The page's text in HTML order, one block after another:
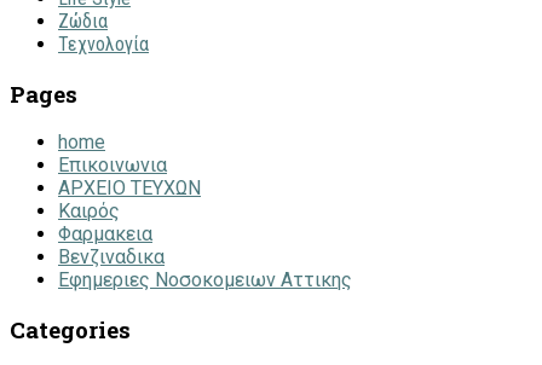
Ζώδια
Τεχνολογία
Pages
home
Επικοινωνια
ΑΡΧΕΙΟ ΤΕΥΧΩΝ
Καιρός
Φαρμακεια
Βενζιναδικα
Εφημεριες Νοσοκομειων Αττικης
Categories